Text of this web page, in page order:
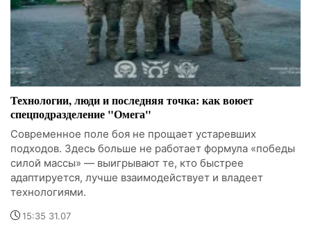
Технологии, люди и последняя точка: как воюет
спецподразделение "Омега"
Современное поле боя не прощает устаревших
подходов. Здесь больше не работает формула «победы
силой массы» — выигрывают те, кто быстрее
адаптируется, лучше взаимодействует и владеет
технологиями.
15:35 31.07